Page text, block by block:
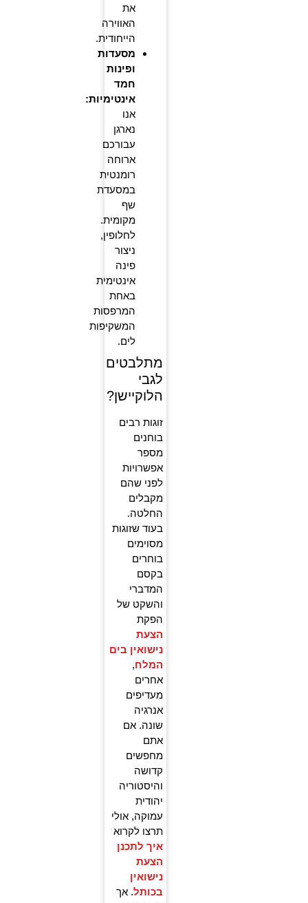
את
האווירה
הייחודית.
מסעדות
ופינות
חמד
אינטימיות:
אנו
נארגן
עבורכם
ארוחה
רומנטית
במסעדת
שף
מקומית.
לחלופין,
ניצור
פינה
אינטימית
באחת
המרפסות
המשקיפות
לים.
מתלבטים
לגבי
הלוקיישן?
זוגות רבים
בוחנים
מספר
אפשרויות
לפני שהם
מקבלים
החלטה.
בעוד שזוגות
מסוימים
בוחרים
בקסם
המדברי
והשקט של
הפקת
הצעת
נישואין בים
המלח,
אחרים
מעדיפים
אנרגיה
שונה. אם
אתם
מחפשים
קדושה
והיסטוריה
יהודית
עמוקה, אולי
תרצו לקרוא
איך לתכנן
הצעת
נישואין
בכותל. אך